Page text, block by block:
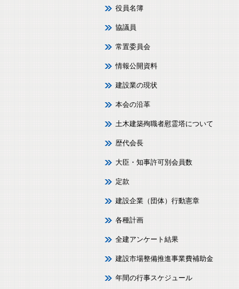
役員名簿
協議員
常置委員会
情報公開資料
建設業の現状
本会の沿革
土木建築殉職者慰霊塔について
歴代会長
大臣・知事許可別会員数
定款
建設企業（団体）行動憲章
各種計画
全建アンケート結果
建設市場整備推進事業費補助金
年間の行事スケジュール